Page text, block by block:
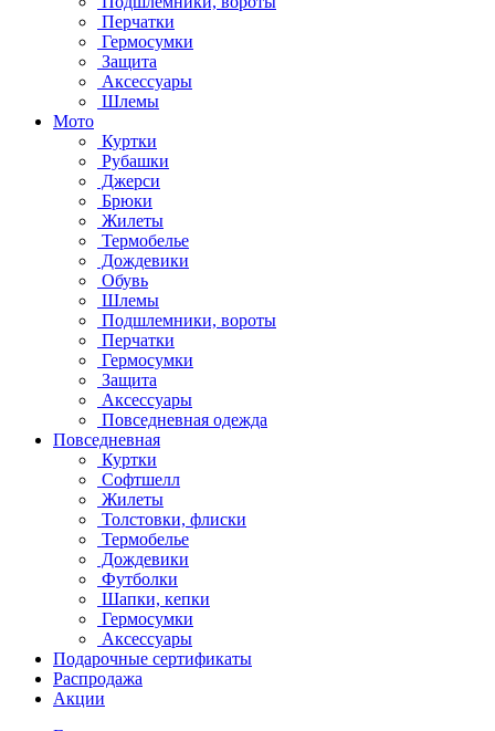
Перчатки
Гермосумки
Защита
Аксессуары
Шлемы
Мото
Куртки
Рубашки
Джерси
Брюки
Жилеты
Термобелье
Дождевики
Обувь
Шлемы
Подшлемники, вороты
Перчатки
Гермосумки
Защита
Аксессуары
Повседневная одежда
Повседневная
Куртки
Софтшелл
Жилеты
Толстовки, флиски
Термобелье
Дождевики
Футболки
Шапки, кепки
Гермосумки
Аксессуары
Подарочные сертификаты
Распродажа
Акции